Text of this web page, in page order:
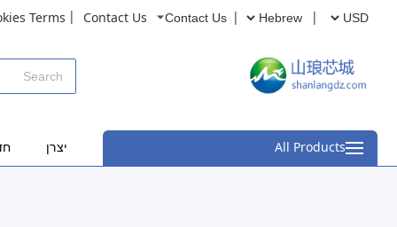
Contact Us
Contact Us
Terms
All Products יצרן